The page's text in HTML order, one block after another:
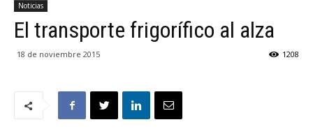
Noticias
El transporte frigorífico al alza
18 de noviembre 2015 1208